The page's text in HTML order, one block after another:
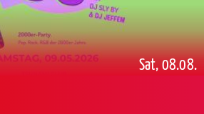
Sat, 08.08.